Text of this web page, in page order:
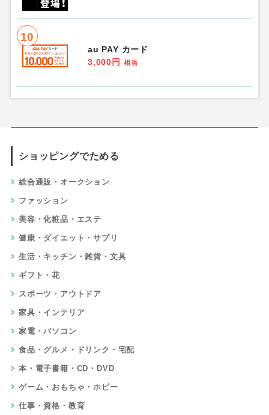
10
au PAY カード
3,000円
相当
ショッピングでためる
総合通販・オークション
ファッション
美容・化粧品・エステ
健康・ダイエット・サプリ
生活・キッチン・雑貨・文具
ギフト・花
スポーツ・アウトドア
家具・インテリア
家電・パソコン
食品・グルメ・ドリンク・宅配
本・電子書籍・CD・DVD
ゲーム・おもちゃ・ホビー
仕事・資格・教育